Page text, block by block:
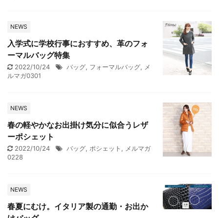
NEWS
入学式に学校行事におすすめ、革のフォ
ーマルバッグ特集
2022/10/24 バッグ, フォーマルバッグ, メ
ルマガ0301
NEWS
春の軽やかなお出掛け気分に似合うレザ
ーポシェット
2022/10/24 バッグ, ポシェット , メルマガ
0228
NEWS
春夏にむけ。イタリア製の通勤・お出か